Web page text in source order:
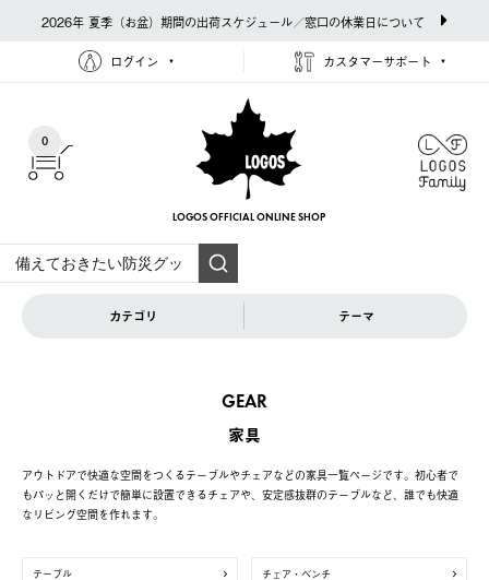
2026年 夏季（お盆）期間の出荷スケジュール／窓口の休業日について
ログイン カスタマーサポート
0
LOGOS OFFICIAL ONLINE SHOP
カテゴリ テーマ
GEAR
家具
アウトドアで快適な空間をつくるテーブルやチェアなどの家具一覧ページです。初心者で
もパッと開くだけで簡単に設置できるチェアや、安定感抜群のテーブルなど、誰でも快適
なリビング空間を作れます。
テーブル チェア・ベンチ